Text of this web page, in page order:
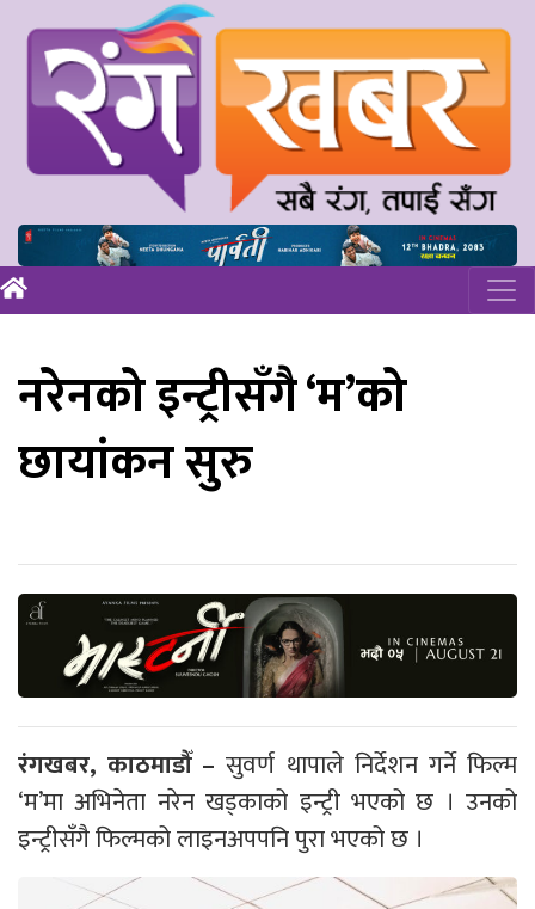
नरेनको इन्ट्रीसँगै ‘म’को
छायांकन सुरु
रंगखबर, काठमाडौँ – सुवर्ण थापाले निर्देशन गर्ने फिल्म
‘म’मा अभिनेता नरेन खड्काको इन्ट्री भएको छ । उनको
इन्ट्रीसँगै फिल्मको लाइनअपपनि पुरा भएको छ ।